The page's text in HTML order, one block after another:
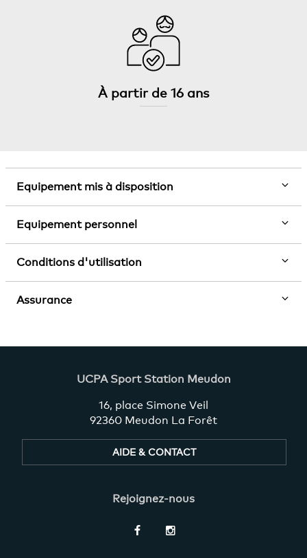
À partir de 16 ans
Equipement mis à disposition
Equipement personnel
Conditions d'utilisation
Assurance
UCPA Sport Station Meudon
16, place Simone Veil
92360 Meudon La Forêt
AIDE & CONTACT
Rejoignez-nous